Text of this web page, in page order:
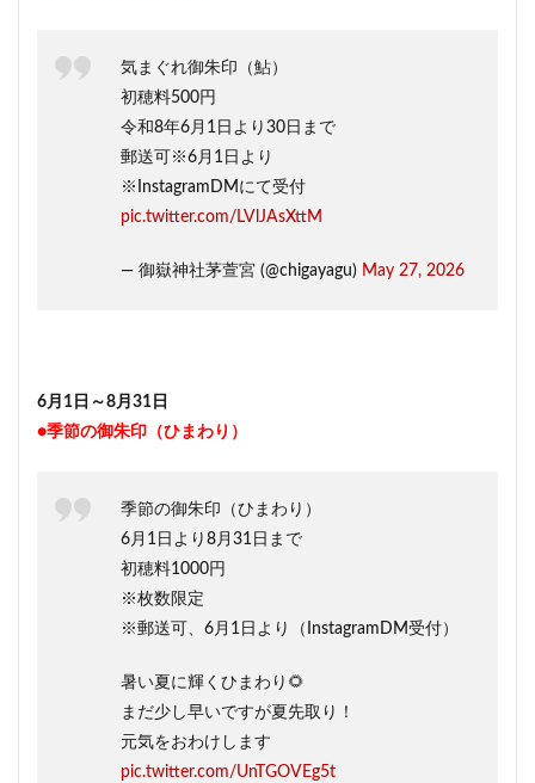
気まぐれ御朱印（鮎）
初穂料500円
令和8年6月1日より30日まで
郵送可※6月1日より
※InstagramDMにて受付
pic.twitter.com/LVlJAsXttM
— 御嶽神社茅萱宮 (@chigayagu) May 27, 2026
6月1日～8月31日
●季節の御朱印（ひまわり）
季節の御朱印（ひまわり）
6月1日より8月31日まで
初穂料1000円
※枚数限定
※郵送可、6月1日より（InstagramDM受付）
暑い夏に輝くひまわり🌻
まだ少し早いですが夏先取り！
元気をおわけします
pic.twitter.com/UnTGOVEg5t